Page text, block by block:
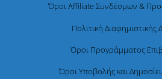
Όροι Affiliate Συνδέσμων &
Πολιτική Διαφημιστικής
Όροι Προγράμματος
Όροι Υποβολής και